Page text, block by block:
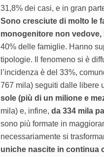
31,8% dei casi, e in gran
Sono cresciute di molto le
monogenitore non
40% delle famiglie. Hanno
tipologie. Il fenomeno si è
l’incidenza è del 33%,
767 mila) seguiti dalle libere
sole (più di un milione e
mila) e, infine, da 334 mila
sono più formate in
necessariamente si
uniche nascite in continua